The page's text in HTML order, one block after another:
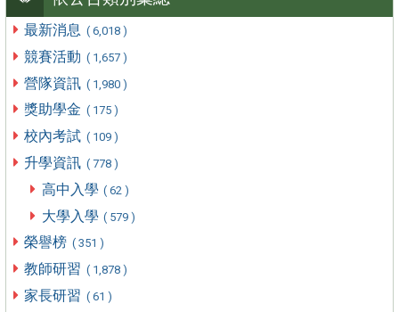
最新消息 ( 6,018 )
競賽活動 ( 1,657 )
營隊資訊 ( 1,980 )
獎助學金 ( 175 )
校內考試 ( 109 )
升學資訊 ( 778 )
高中入學 ( 62 )
大學入學 ( 579 )
榮譽榜 ( 351 )
教師研習 ( 1,878 )
家長研習 ( 61 )